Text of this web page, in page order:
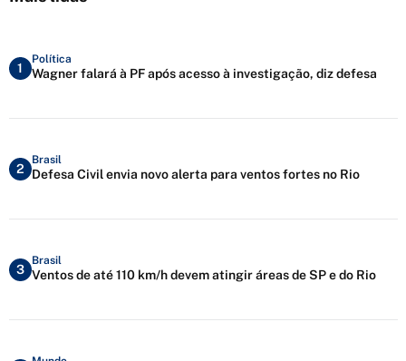
1
Política
Wagner falará à PF após acesso à investigação, diz defesa
2
Brasil
Defesa Civil envia novo alerta para ventos fortes no Rio
3
Brasil
Ventos de até 110 km/h devem atingir áreas de SP e do Rio